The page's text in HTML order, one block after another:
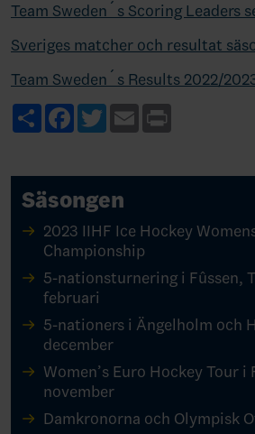
Team Sweden´s Scoring Leaders
Sveriges matcher och resultat
Team Sweden´s Results 2022/
ShareFacebook
TwitterEmail
Säsongen
2023 IIHF Ice Hockey
Championship
5-nationsturnering i Fûssen,
februari
5-nationers i Ängelholm och
december
Women’s Euro Hockey Tour i
november
Damkronorna och Olympisk